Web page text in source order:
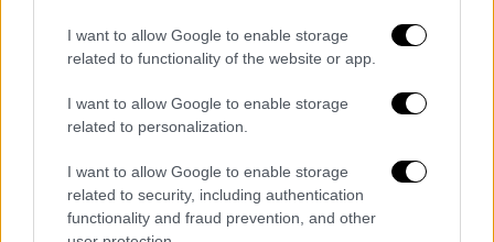
I want to allow Google to enable storage
related to functionality of the website or app.
I want to allow Google to enable storage
related to personalization.
I want to allow Google to enable storage
related to security, including authentication
functionality and fraud prevention, and other
καλύτερα εξοπλισμένο και πολυάριθμο
ρωσικόστρατό «θα δυσκολευτούμε χωρίς τα
αμερικανικά πυρομαχικά», δήλωσε
στρατιωτική πηγή.«Η Ουκρανία παραδόθηκε
είναι σαν να συντάσσονται με την πλευρά
του κακού και αυτό δεν είναι αποδεκτό»,